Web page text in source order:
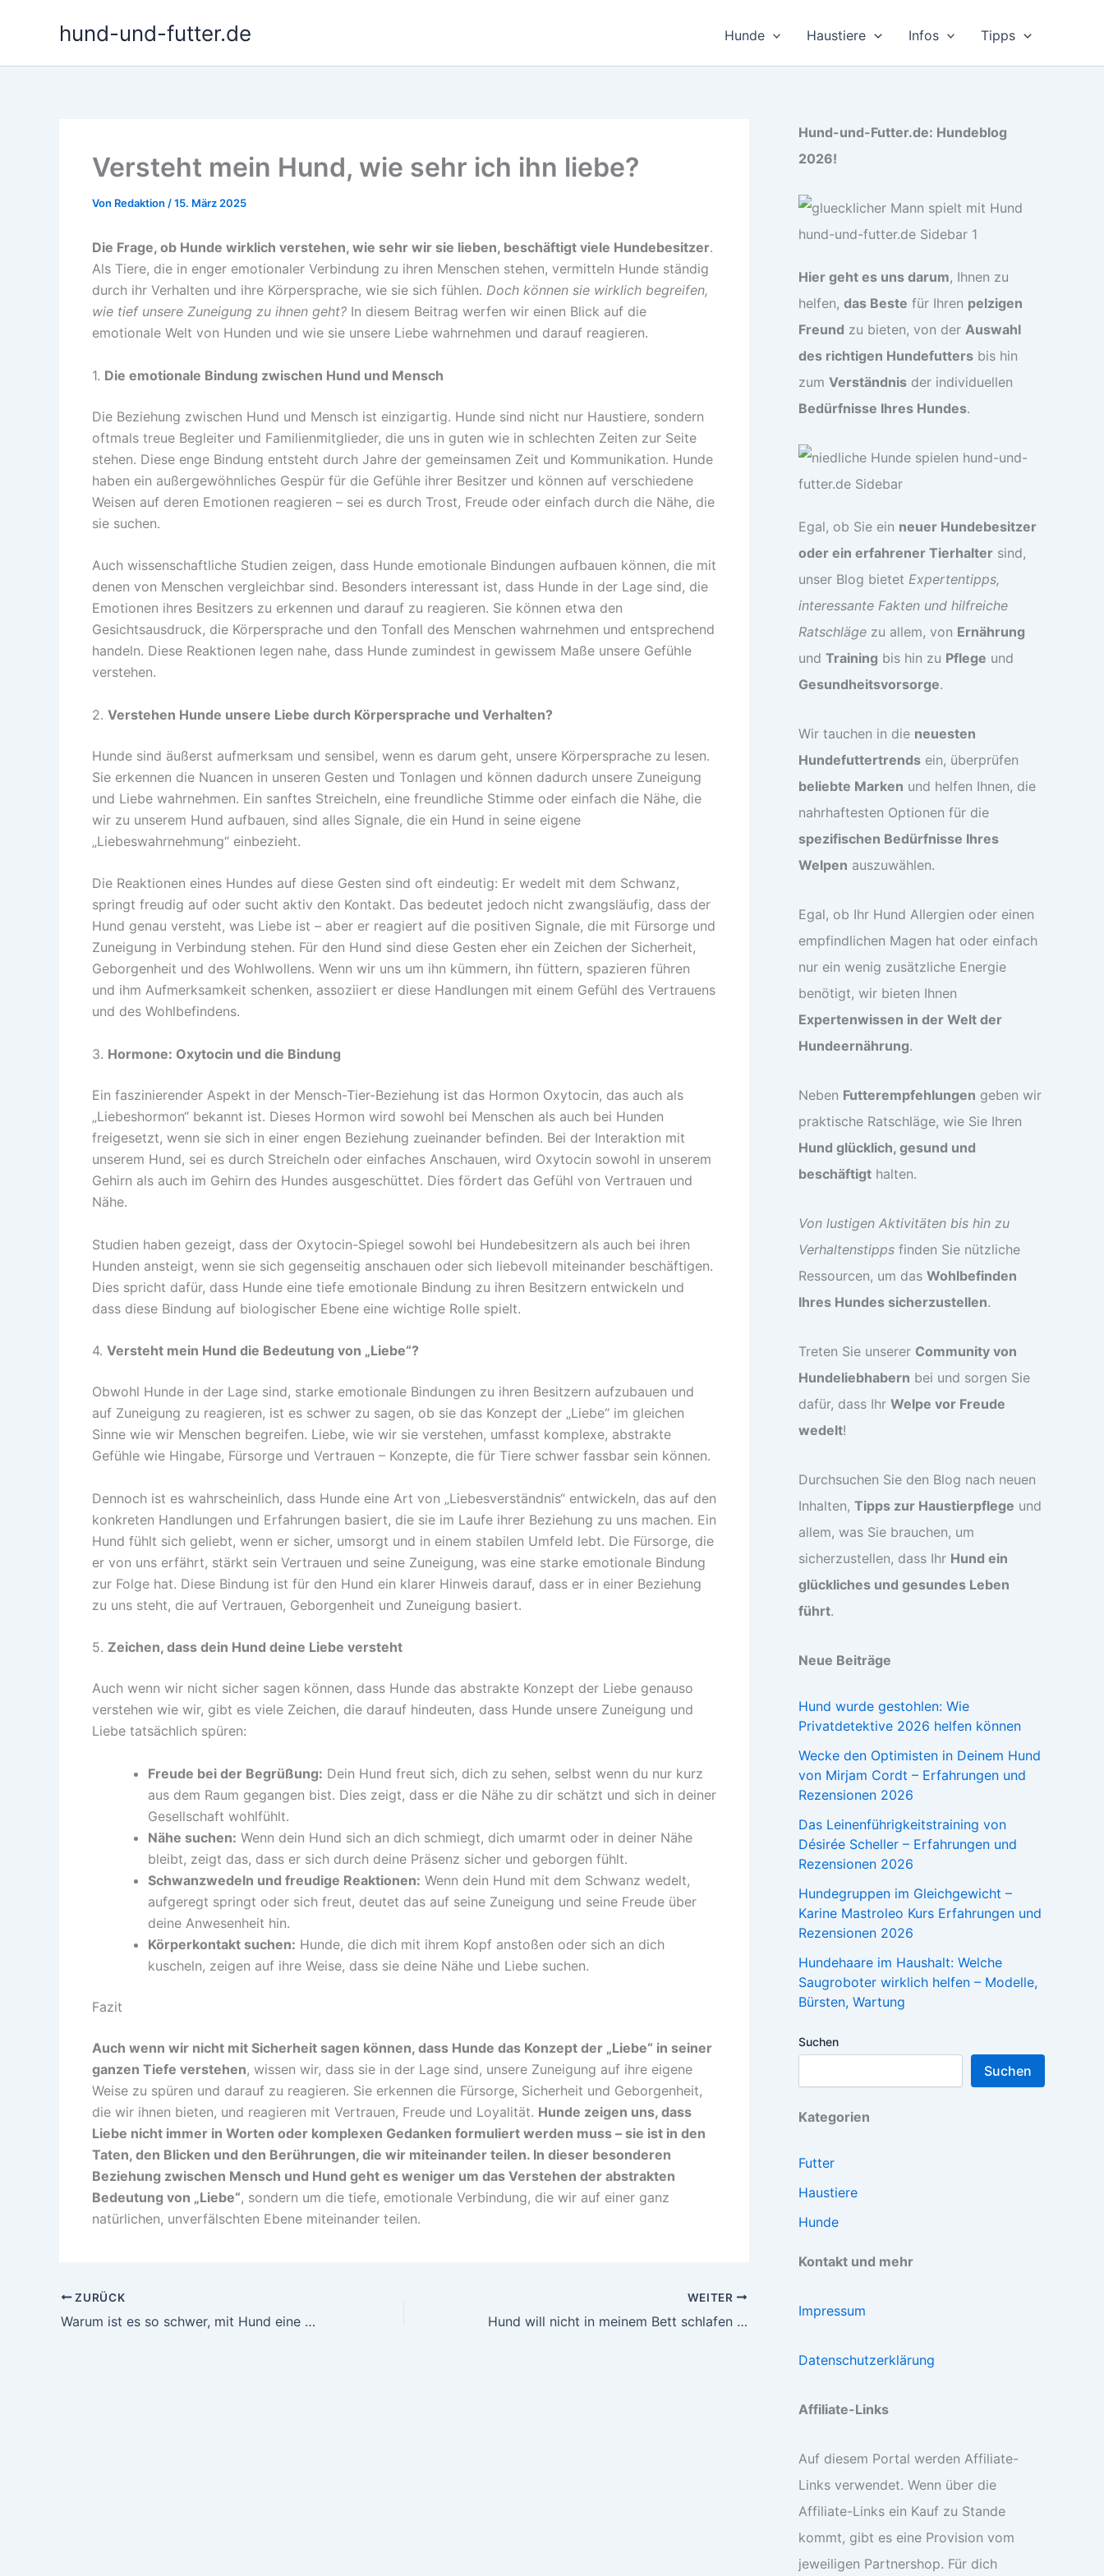
hund-und-futter.de Hunde Haustiere Infos Tipps
Versteht mein Hund, wie sehr ich ihn liebe?
Von Redaktion /15. März 2025
Die Frage, ob Hunde wirklich verstehen, wie sehr wir sie lieben, beschäftigt viele Hundebesitzer.
Als Tiere, die in enger emotionaler Verbindung zu ihren Menschen stehen, vermitteln Hunde ständig
durch ihr Verhalten und ihre Körpersprache, wie sie sich fühlen. Doch können sie wirklich begreifen,
wie tief unsere Zuneigung zu ihnen geht? In diesem Beitrag werfen wir einen Blick auf die
emotionale Welt von Hunden und wie sie unsere Liebe wahrnehmen und darauf reagieren.
1. Die emotionale Bindung zwischen Hund und Mensch
Die Beziehung zwischen Hund und Mensch ist einzigartig. Hunde sind nicht nur Haustiere, sondern
oftmals treue Begleiter und Familienmitglieder, die uns in guten wie in schlechten Zeiten zur Seite
stehen. Diese enge Bindung entsteht durch Jahre der gemeinsamen Zeit und Kommunikation. Hunde
haben ein außergewöhnliches Gespür für die Gefühle ihrer Besitzer und können auf verschiedene
Weisen auf deren Emotionen reagieren – sei es durch Trost, Freude oder einfach durch die Nähe, die
sie suchen.
Auch wissenschaftliche Studien zeigen, dass Hunde emotionale Bindungen aufbauen können, die mit
denen von Menschen vergleichbar sind. Besonders interessant ist, dass Hunde in der Lage sind, die
Emotionen ihres Besitzers zu erkennen und darauf zu reagieren. Sie können etwa den
Gesichtsausdruck, die Körpersprache und den Tonfall des Menschen wahrnehmen und entsprechend
handeln. Diese Reaktionen legen nahe, dass Hunde zumindest in gewissem Maße unsere Gefühle
verstehen.
2. Verstehen Hunde unsere Liebe durch Körpersprache und Verhalten?
Hunde sind äußerst aufmerksam und sensibel, wenn es darum geht, unsere Körpersprache zu lesen.
Sie erkennen die Nuancen in unseren Gesten und Tonlagen und können dadurch unsere Zuneigung
und Liebe wahrnehmen. Ein sanftes Streicheln, eine freundliche Stimme oder einfach die Nähe, die
wir zu unserem Hund aufbauen, sind alles Signale, die ein Hund in seine eigene
„Liebeswahrnehmung“ einbezieht.
Die Reaktionen eines Hundes auf diese Gesten sind oft eindeutig: Er wedelt mit dem Schwanz,
springt freudig auf oder sucht aktiv den Kontakt. Das bedeutet jedoch nicht zwangsläufig, dass der
Hund genau versteht, was Liebe ist – aber er reagiert auf die positiven Signale, die mit Fürsorge und
Zuneigung in Verbindung stehen. Für den Hund sind diese Gesten eher ein Zeichen der Sicherheit,
Geborgenheit und des Wohlwollens. Wenn wir uns um ihn kümmern, ihn füttern, spazieren führen
und ihm Aufmerksamkeit schenken, assoziiert er diese Handlungen mit einem Gefühl des Vertrauens
und des Wohlbefindens.
3. Hormone: Oxytocin und die Bindung
Ein faszinierender Aspekt in der Mensch-Tier-Beziehung ist das Hormon Oxytocin, das auch als
„Liebeshormon“ bekannt ist. Dieses Hormon wird sowohl bei Menschen als auch bei Hunden
freigesetzt, wenn sie sich in einer engen Beziehung zueinander befinden. Bei der Interaktion mit
unserem Hund, sei es durch Streicheln oder einfaches Anschauen, wird Oxytocin sowohl in unserem
Gehirn als auch im Gehirn des Hundes ausgeschüttet. Dies fördert das Gefühl von Vertrauen und
Nähe.
Studien haben gezeigt, dass der Oxytocin-Spiegel sowohl bei Hundebesitzern als auch bei ihren
Hunden ansteigt, wenn sie sich gegenseitig anschauen oder sich liebevoll miteinander beschäftigen.
Dies spricht dafür, dass Hunde eine tiefe emotionale Bindung zu ihren Besitzern entwickeln und
dass diese Bindung auf biologischer Ebene eine wichtige Rolle spielt.
4. Versteht mein Hund die Bedeutung von „Liebe“?
Obwohl Hunde in der Lage sind, starke emotionale Bindungen zu ihren Besitzern aufzubauen und
auf Zuneigung zu reagieren, ist es schwer zu sagen, ob sie das Konzept der „Liebe“ im gleichen
Sinne wie wir Menschen begreifen. Liebe, wie wir sie verstehen, umfasst komplexe, abstrakte
Gefühle wie Hingabe, Fürsorge und Vertrauen – Konzepte, die für Tiere schwer fassbar sein können.
Dennoch ist es wahrscheinlich, dass Hunde eine Art von „Liebesverständnis“ entwickeln, das auf den
konkreten Handlungen und Erfahrungen basiert, die sie im Laufe ihrer Beziehung zu uns machen. Ein
Hund fühlt sich geliebt, wenn er sicher, umsorgt und in einem stabilen Umfeld lebt. Die Fürsorge, die
er von uns erfährt, stärkt sein Vertrauen und seine Zuneigung, was eine starke emotionale Bindung
zur Folge hat. Diese Bindung ist für den Hund ein klarer Hinweis darauf, dass er in einer Beziehung
zu uns steht, die auf Vertrauen, Geborgenheit und Zuneigung basiert.
5. Zeichen, dass dein Hund deine Liebe versteht
Auch wenn wir nicht sicher sagen können, dass Hunde das abstrakte Konzept der Liebe genauso
verstehen wie wir, gibt es viele Zeichen, die darauf hindeuten, dass Hunde unsere Zuneigung und
Liebe tatsächlich spüren:
Freude bei der Begrüßung: Dein Hund freut sich, dich zu sehen, selbst wenn du nur kurz
aus dem Raum gegangen bist. Dies zeigt, dass er die Nähe zu dir schätzt und sich in deiner
Gesellschaft wohlfühlt.
Nähe suchen: Wenn dein Hund sich an dich schmiegt, dich umarmt oder in deiner Nähe
bleibt, zeigt das, dass er sich durch deine Präsenz sicher und geborgen fühlt.
Schwanzwedeln und freudige Reaktionen: Wenn dein Hund mit dem Schwanz wedelt,
aufgeregt springt oder sich freut, deutet das auf seine Zuneigung und seine Freude über
deine Anwesenheit hin.
Körperkontakt suchen: Hunde, die dich mit ihrem Kopf anstoßen oder sich an dich
kuscheln, zeigen auf ihre Weise, dass sie deine Nähe und Liebe suchen.
Fazit
Auch wenn wir nicht mit Sicherheit sagen können, dass Hunde das Konzept der „Liebe“ in seiner
ganzen Tiefe verstehen, wissen wir, dass sie in der Lage sind, unsere Zuneigung auf ihre eigene
Weise zu spüren und darauf zu reagieren. Sie erkennen die Fürsorge, Sicherheit und Geborgenheit,
die wir ihnen bieten, und reagieren mit Vertrauen, Freude und Loyalität. Hunde zeigen uns, dass
Liebe nicht immer in Worten oder komplexen Gedanken formuliert werden muss – sie ist in den
Taten, den Blicken und den Berührungen, die wir miteinander teilen. In dieser besonderen
Beziehung zwischen Mensch und Hund geht es weniger um das Verstehen der abstrakten
Bedeutung von „Liebe“, sondern um die tiefe, emotionale Verbindung, die wir auf einer ganz
natürlichen, unverfälschten Ebene miteinander teilen.
ZURÜCK
Warum ist es so schwer, mit Hund eine Wohnung zu finden?
WEITER
Hund will nicht in meinem Bett schlafen – Was steckt dahinter?
Hund-und-Futter.de: Hundeblog
2026!
Hier geht es uns darum, Ihnen zu
helfen, das Beste für Ihren pelzigen
Freund zu bieten, von der Auswahl
des richtigen Hundefutters bis hin
zum Verständnis der individuellen
Bedürfnisse Ihres Hundes.
Egal, ob Sie ein neuer Hundebesitzer
oder ein erfahrener Tierhalter sind,
unser Blog bietet Expertentipps,
interessante Fakten und hilfreiche
Ratschläge zu allem, von Ernährung
und Training bis hin zu Pflege und
Gesundheitsvorsorge.
Wir tauchen in die neuesten
Hundefuttertrends ein, überprüfen
beliebte Marken und helfen Ihnen, die
nahrhaftesten Optionen für die
spezifischen Bedürfnisse Ihres
Welpen auszuwählen.
Egal, ob Ihr Hund Allergien oder einen
empfindlichen Magen hat oder einfach
nur ein wenig zusätzliche Energie
benötigt, wir bieten Ihnen
Expertenwissen in der Welt der
Hundeernährung.
Neben Futterempfehlungen geben wir
praktische Ratschläge, wie Sie Ihren
Hund glücklich, gesund und
beschäftigt halten.
Von lustigen Aktivitäten bis hin zu
Verhaltenstipps finden Sie nützliche
Ressourcen, um das Wohlbefinden
Ihres Hundes sicherzustellen.
Treten Sie unserer Community von
Hundeliebhabern bei und sorgen Sie
dafür, dass Ihr Welpe vor Freude
wedelt!
Durchsuchen Sie den Blog nach neuen
Inhalten, Tipps zur Haustierpflege und
allem, was Sie brauchen, um
sicherzustellen, dass Ihr Hund ein
glückliches und gesundes Leben
führt.
Neue Beiträge
Hund wurde gestohlen: Wie
Privatdetektive 2026 helfen können
Wecke den Optimisten in Deinem Hund
von Mirjam Cordt – Erfahrungen und
Rezensionen 2026
Das Leinenführigkeitstraining von
Désirée Scheller – Erfahrungen und
Rezensionen 2026
Hundegruppen im Gleichgewicht –
Karine Mastroleo Kurs Erfahrungen und
Rezensionen 2026
Hundehaare im Haushalt: Welche
Saugroboter wirklich helfen – Modelle,
Bürsten, Wartung
Suchen
Suchen
Kategorien
Futter
Haustiere
Hunde
Kontakt und mehr
Impressum
Datenschutzerklärung
Affiliate-Links
Auf diesem Portal werden Affiliate-
Links verwendet. Wenn über die
Affiliate-Links ein Kauf zu Stande
kommt, gibt es eine Provision vom
jeweiligen Partnershop. Für dich